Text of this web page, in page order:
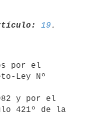
19
Ley Nº
y por el
421º de la